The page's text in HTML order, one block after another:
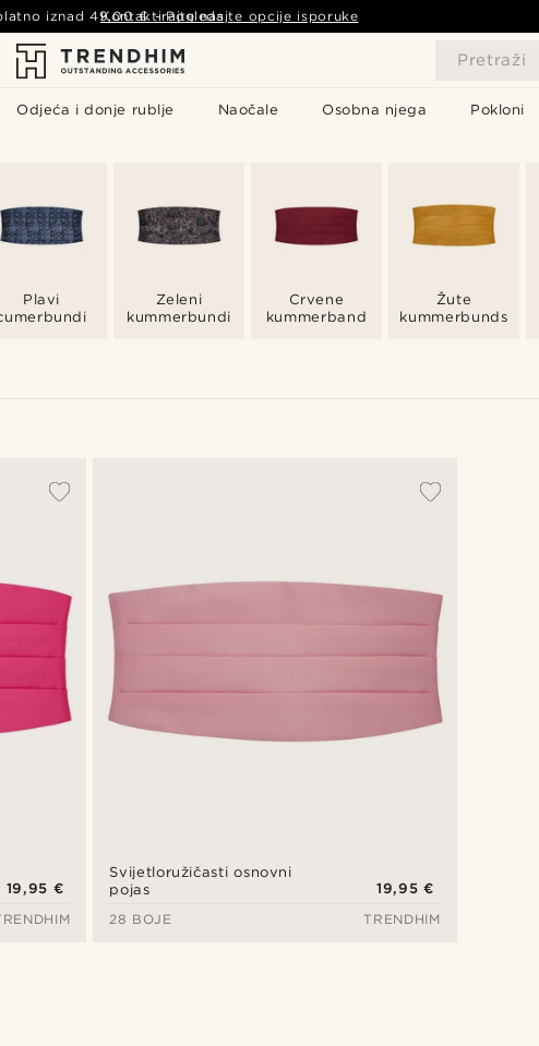
Pretraži
Odjeća i donje rublje Naočale Osobna njega Pokloni
iznad49,00 € - Pogledajte opcije isporuke
Kontaktirajte nas
Plavi
Zeleni
kummerbundi
Crvene
kummerband
Žute
kummerbunds
19,95 €
Svijetloružičasti osnovni
pojas
19,95 €
28 BOJE
TRENDHIM